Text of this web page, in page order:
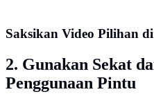
Saksikan Video Pilihan
2. Gunakan Sekat
Penggunaan Pintu